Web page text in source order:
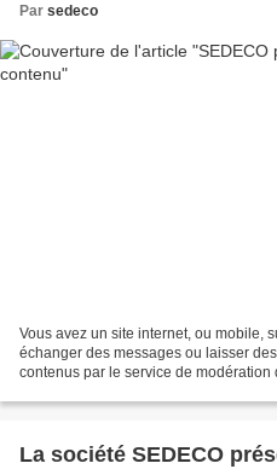
Par sedeco
Vous avez un site internet, ou mobile,
échanger des messages ou laisser
contenus par le service de modération
La société SEDECO